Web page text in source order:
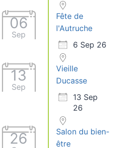
06
Sep
Fête de
l'Autruche
6 Sep 26
13
Sep
Vieille
Ducasse
13 Sep
26
26
Salon du bien-
être